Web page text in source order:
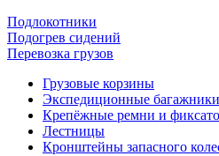
Подлокотники
Подогрев сидений
Перевозка грузов
Грузовые корзины
Экспедиционные багажники
Крепёжные ремни и
Лестницы
Кронштейны запасного